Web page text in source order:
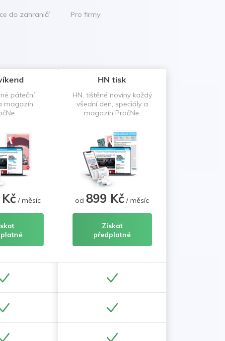
do zahraničí Pro firmy
páteční
magazín
/ měsíc
HN tisk
HN, tištěné noviny každý
všední den, speciály a
magazín PročNe.
od 899 Kč / měsíc
Získat
předplatné